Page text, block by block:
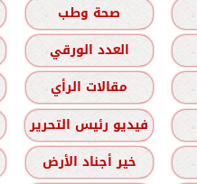
صحة وطب
العدد الورقي
مقالات الرأي
فيديو رئيس التحرير
خير أجناد الأرض